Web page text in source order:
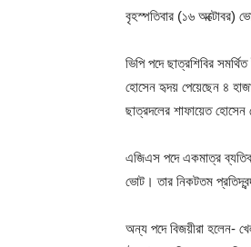
বৃহস্পতিবার (১৬ অক্টোবর)
ভিপি পদে ছাত্রশিবির
হোসেন হৃদয় পেয়েছেন ৪
ছাত্রদলের শাফায়েত
এজিএস পদে একমাত্র
ভোট। তার নিকটতম
অন্য পদে বিজয়ীরা হলেন-